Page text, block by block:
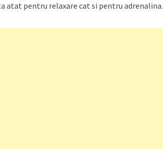
atat pentru relaxare cat si pentru adrenalina.